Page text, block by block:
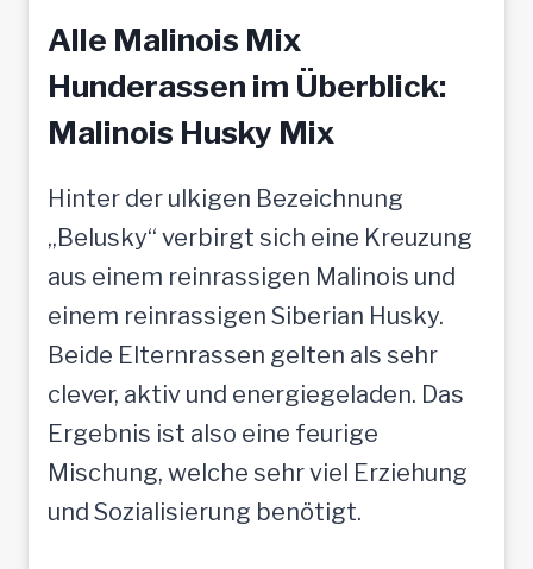
Alle Malinois Mix
Hunderassen im Überblick:
Malinois Husky Mix
Hinter der ulkigen Bezeichnung
„Belusky“ verbirgt sich eine Kreuzung
aus einem reinrassigen Malinois und
einem reinrassigen Siberian Husky.
Beide Elternrassen gelten als sehr
clever, aktiv und energiegeladen. Das
Ergebnis ist also eine feurige
Mischung, welche sehr viel Erziehung
und Sozialisierung benötigt.